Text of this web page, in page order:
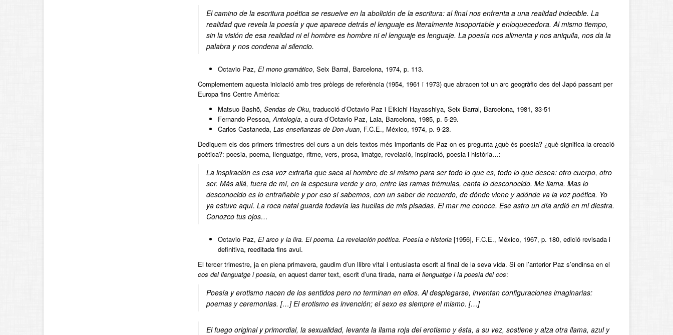
El camino de la escritura poética se resuelve en la abolición de la escritura: al final nos enfrenta a una realidad indecible. La
realidad que revela la poesía y que aparece detrás el lenguaje es literalmente insoportable y enloquecedora. Al mismo tiempo,
sin la visión de esa realidad ni el hombre es hombre ni el lenguaje es lenguaje. La poesía nos alimenta y nos aniquila, nos da la
palabra y nos condena al silencio.
Octavio Paz, El mono gramático, Seix Barral, Barcelona, 1974, p. 113.
Complementem aquesta iniciació amb tres pròlegs de referència (1954, 1961 i 1973) que abracen tot un arc geogràfic des del Japó passant per
Europa fins Centre Amèrica:
Matsuo Bashō, Sendas de Oku, traducció d’Octavio Paz i Eikichi Hayasshiya, Seix Barral, Barcelona, 1981, 33-51
Fernando Pessoa,Antología, a cura d’Octavio Paz, Laia, Barcelona, 1985, p. 5-29.
Carlos Castaneda, Las enseñanzas de Don Juan, F.C.E., México, 1974, p. 9-23.
Dediquem els dos primers trimestres del curs a un dels textos més importants de Paz on es pregunta ¿què és poesia? ¿què significa la creació
poètica?: poesia, poema, llenguatge, ritme, vers, prosa, imatge, revelació, inspiració, poesia i història…:
La inspiración es esa voz extraña que saca al hombre de sí mismo para ser todo lo que es, todo lo que desea: otro cuerpo, otro
ser. Más allá, fuera de mí, en la espesura verde y oro, entre las ramas trémulas, canta lo desconocido. Me llama. Mas lo
desconocido es lo entrañable y por eso sí sabemos, con un saber de recuerdo, de dónde viene y adónde va la voz poética. Yo
ya estuve aquí. La roca natal guarda todavía las huellas de mis pisadas. El mar me conoce. Ese astro un día ardió en mi diestra.
Conozco tus ojos…
Octavio Paz, El arco y la lira. El poema. La revelación poética. Poesía e historia[1956], F.C.E., México, 1967, p. 180, edició revisada i
definitiva, reeditada fins avui.
El tercer trimestre, ja en plena primavera, gaudim d’un llibre vital i entusiasta escrit al final de la seva vida. Si en l’anterior Paz s’endinsa en el
cos del llenguatge i poesia, en aquest darrer text, escrit d’una tirada, narra el llenguatge i la poesia del cos:
Poesía y erotismo nacen de los sentidos pero no terminan en ellos. Al desplegarse, inventan configuraciones imaginarias:
poemas y ceremonias. […] El erotismo es invención; el sexo es siempre el mismo. […]
El fuego original y primordial, la sexualidad, levanta la llama roja del erotismo y ésta, a su vez, sostiene y alza otra llama, azul y